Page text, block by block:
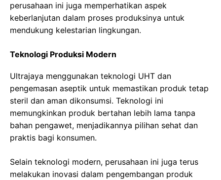
perusahaan ini juga memperhatikan aspek
keberlanjutan dalam proses produksinya untuk
mendukung kelestarian lingkungan.
Teknologi Produksi Modern
Ultrajaya menggunakan teknologi UHT dan
pengemasan aseptik untuk memastikan produk tetap
steril dan aman dikonsumsi. Teknologi ini
memungkinkan produk bertahan lebih lama tanpa
bahan pengawet, menjadikannya pilihan sehat dan
praktis bagi konsumen.
Selain teknologi modern, perusahaan ini juga terus
melakukan inovasi dalam pengembangan produk